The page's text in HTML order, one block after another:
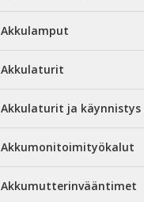
Akkulamput
Akkulaturit
Akkulaturit ja käynnistys
Akkumonitoimityökalut
Akkumutterinvääntimet